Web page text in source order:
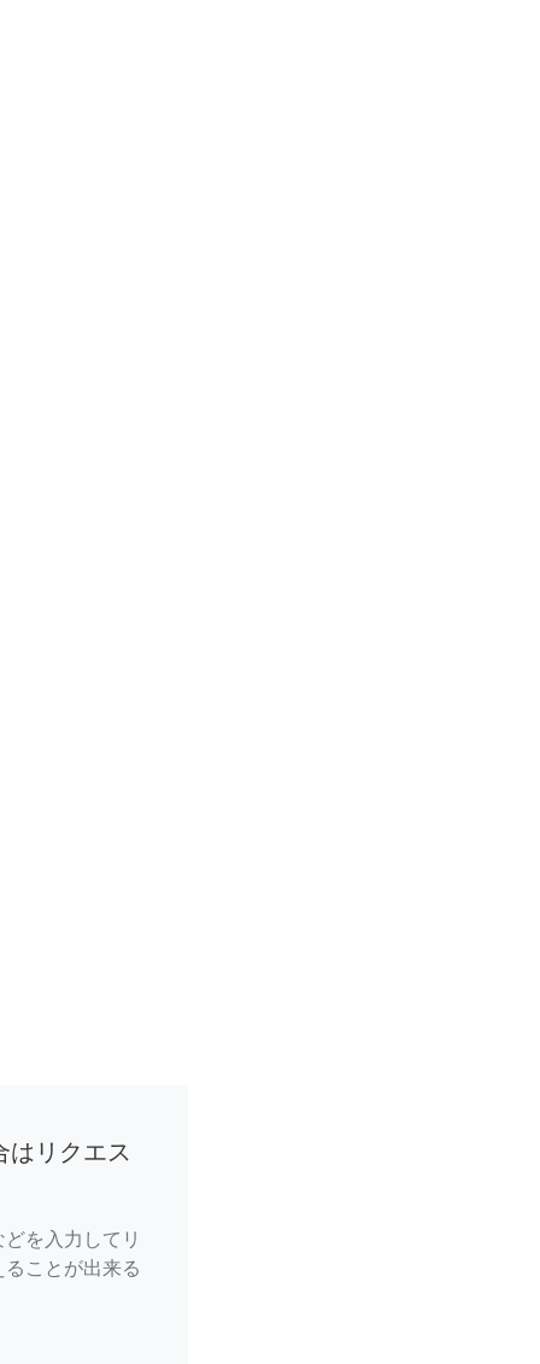
はリクエス
を入力してリ
ことが出来る